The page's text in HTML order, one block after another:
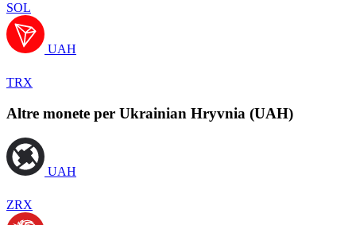
SOL
UAH
TRX
Altre monete per Ukrainian Hryvnia (UAH)
UAH
ZRX